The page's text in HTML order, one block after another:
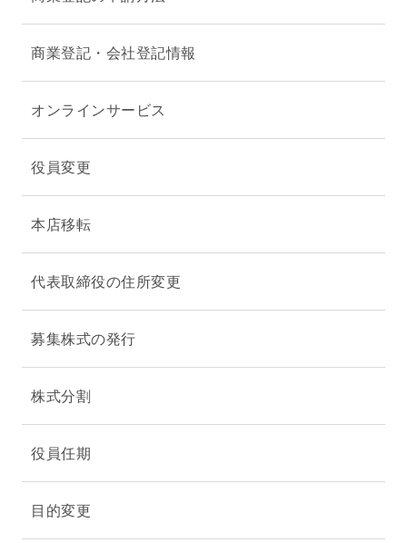
商業登記・会社登記情報
オンラインサービス
役員変更
本店移転
代表取締役の住所変更
募集株式の発行
株式分割
役員任期
目的変更